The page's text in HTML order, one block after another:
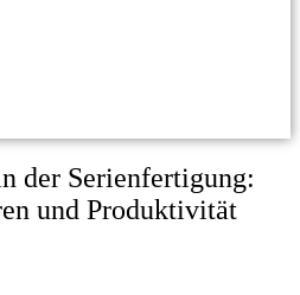
der Serienfertigung:
und Produktivität